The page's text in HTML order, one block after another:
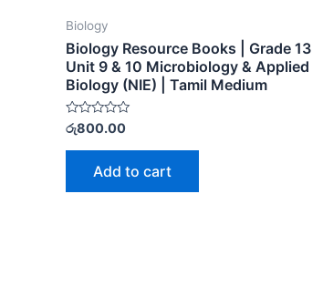
Biology
Biology Resource Books | Grade 13
Unit 9 & 10 Microbiology & Applied
Biology (NIE) | Tamil Medium
Rated
out
රු800.00
Add to cart